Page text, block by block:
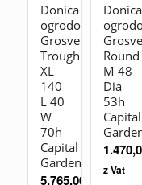
Donica
ogrodowa
Grosvenor
Trough
XL
140
L 40
W
70h
Capital
Garden
5.765,00
Donica
Round
M 48
Dia
53h
Capital
z Vat